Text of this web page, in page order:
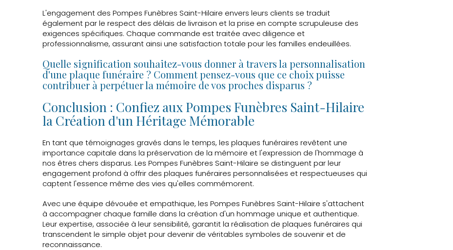
L'engagement des Pompes Funèbres Saint-Hilaire envers leurs clients se traduit
également par le respect des délais de livraison et la prise en compte scrupuleuse des
exigences spécifiques. Chaque commande est traitée avec diligence et
professionnalisme, assurant ainsi une satisfaction totale pour les familles endeuillées.
Quelle signification souhaitez-vous donner à travers la personnalisation
d'une plaque funéraire ? Comment pensez-vous que ce choix puisse
contribuer à perpétuer la mémoire de vos proches disparus ?
Conclusion : Confiez aux Pompes Funèbres Saint-Hilaire
la Création d'un Héritage Mémorable
En tant que témoignages gravés dans le temps, les plaques funéraires revêtent une
importance capitale dans la préservation de la mémoire et l'expression de l'hommage à
nos êtres chers disparus. Les Pompes Funèbres Saint-Hilaire se distinguent par leur
engagement profond à offrir des plaques funéraires personnalisées et respectueuses qui
captent l'essence même des vies qu'elles commémorent.
Avec une équipe dévouée et empathique, les Pompes Funèbres Saint-Hilaire s'attachent
à accompagner chaque famille dans la création d'un hommage unique et authentique.
Leur expertise, associée à leur sensibilité, garantit la réalisation de plaques funéraires qui
transcendent le simple objet pour devenir de véritables symboles de souvenir et de
reconnaissance.